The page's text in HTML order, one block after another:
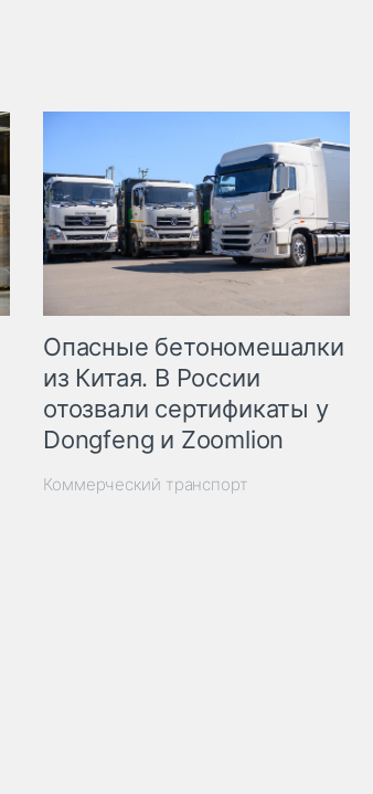
Опасные бетономешалки
из Китая. В России
отозвали сертификаты у
Dongfeng и Zoomlion
Коммерческий транспорт